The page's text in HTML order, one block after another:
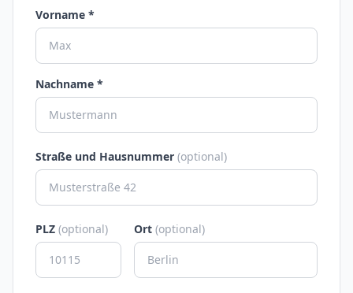
Vorname *
Nachname *
Straße und Hausnummer (optional)
PLZ (optional) Ort (optional)